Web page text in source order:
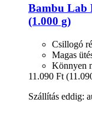
Bambu Lab
(1.000 g)
Csillogó
Magas
Könnyen
11.090 Ft
Szállítás eddig: